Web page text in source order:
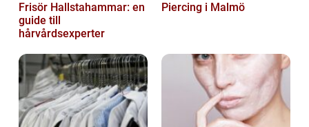
Frisör Hallstahammar: en
guide till
hårvårdsexperter
Piercing i Malmö